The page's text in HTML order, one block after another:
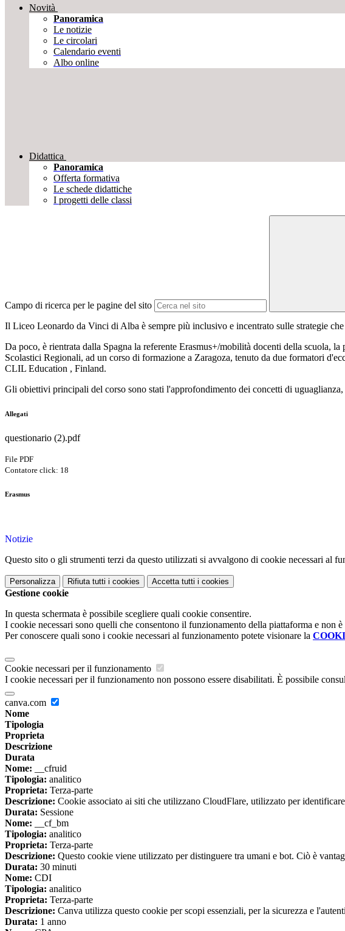
Novità
Panoramica
Le notizie
Le circolari
Calendario eventi
Albo online
Didattica
Panoramica
Offerta formativa
Le schede didattiche
I progetti delle classi
Campo di ricerca per le pagine del sito
Il Liceo Leonardo da Vinci di Alba è sempre più inclusivo e incentrato sulle strategie
Da poco, è rientrata dalla Spagna la referente Erasmus+/mobilità docenti della scuola,
Scolastici Regionali, ad un corso di formazione a Zaragoza, tenuto da due
CLIL Education , Finland.
Gli obiettivi principali del corso sono stati l'approfondimento dei concetti di
Allegati
questionario (2).pdf
File PDF
Contatore click: 18
Erasmus
Notizie
Questo sito o gli strumenti terzi da questo utilizzati si avvalgono di cookie necessari al
Personalizza Rifiuta tutti i cookies Accetta tutti i cookies
Gestione cookie
In questa schermata è possibile scegliere quali cookie consentire.
I cookie necessari sono quelli che consentono il funzionamento della piattaforma e non
Per conoscere quali sono i cookie necessari al funzionamento potete visionare la
Cookie necessari per il funzionamento
I cookie necessari per il funzionamento non possono essere disabilitati. È possibile
canva.com
Nome
Tipologia
Proprieta
Descrizione
Durata
Nome: __cfruid
Tipologia: analitico
Proprieta: Terza-parte
Descrizione: Cookie associato ai siti che utilizzano CloudFlare, utilizzato per
Durata: Sessione
Nome: __cf_bm
Tipologia: analitico
Proprieta: Terza-parte
Descrizione: Questo cookie viene utilizzato per distinguere tra umani e bot. Ciò è
Durata: 30 minuti
Nome: CDI
Tipologia: analitico
Proprieta: Terza-parte
Descrizione: Canva utilizza questo cookie per scopi essenziali, per la sicurezza e
Durata: 1 anno